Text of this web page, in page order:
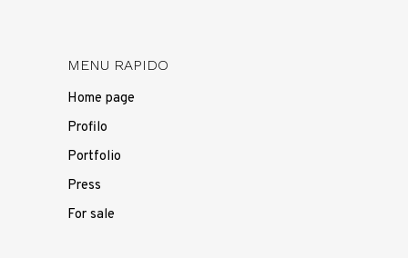
MENU RAPIDO
Home page
Profilo
Portfolio
Press
For sale